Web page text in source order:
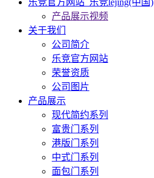
乐竞官方网站_乐竞lejing(中国)
产品展示视频
关于我们
公司简介
乐竞官方网站
荣誉资质
公司图片
产品展示
现代简约系列
富贵门系列
港版门系列
中式门系列
面包门系列